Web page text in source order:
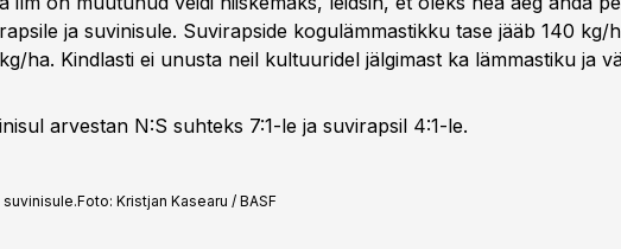
ja suvinisule. Suvirapside kogulämmastikku tase jääb 140 kg/
ha. Kindlasti ei unusta neil kultuuridel jälgimast ka lämmastiku ja
arvestan N:S suhteks 7:1-le ja suvirapsil 4:1-le.
Foto: Kristjan Kasearu / BASF